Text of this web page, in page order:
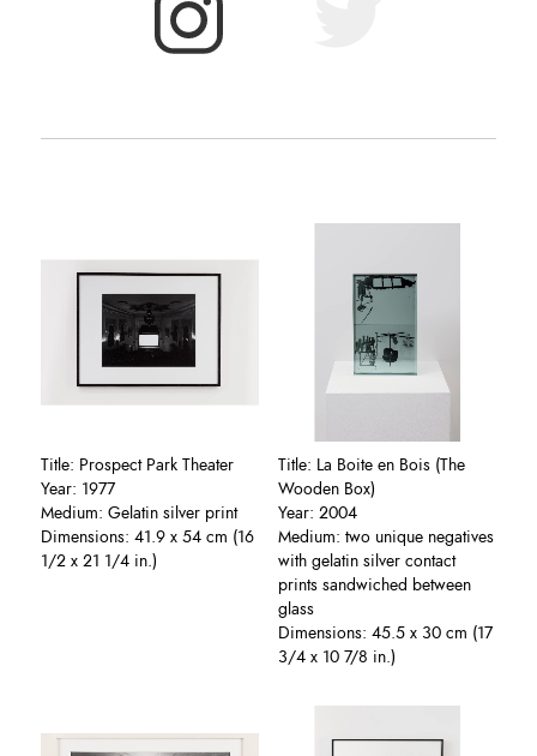
Title: Prospect Park Theater
Year: 1977
Medium: Gelatin silver print
Dimensions: 41.9 x 54 cm (16
1/2 x 21 1/4 in.)
Title: La Boite en Bois (The
Wooden Box)
Year: 2004
Medium: two unique negatives
with gelatin silver contact
prints sandwiched between
glass
Dimensions: 45.5 x 30 cm (17
3/4 x 10 7/8 in.)